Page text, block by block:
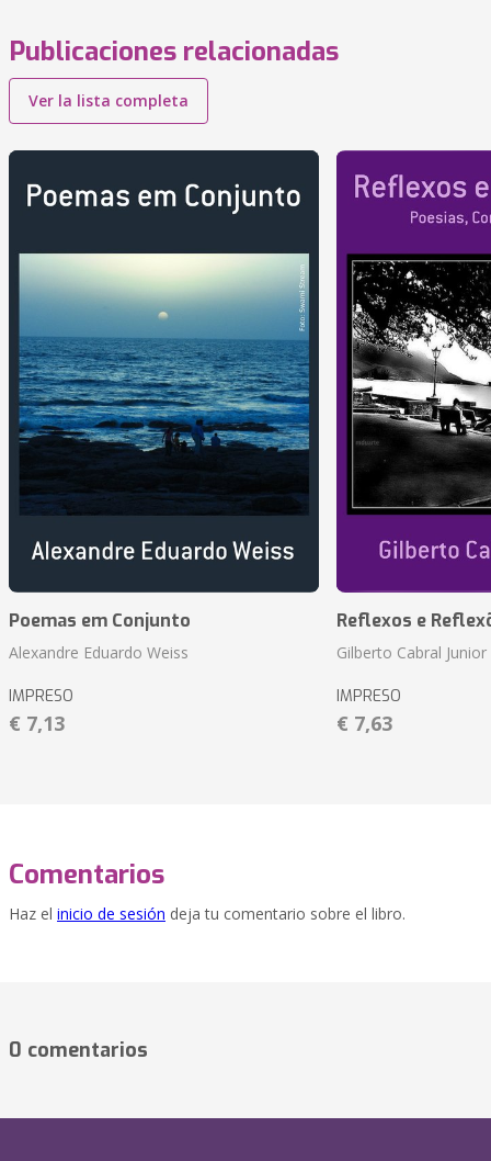
Publicaciones relacionadas
Ver la lista completa
Poemas em Conjunto
Alexandre Eduardo Weiss
IMPRESO
€ 7,13
Reflexos e
Gilberto Cabral Junior
IMPRESO
€ 7,63
Comentarios
Haz el inicio de sesión deja tu comentario sobre el libro.
0 comentarios